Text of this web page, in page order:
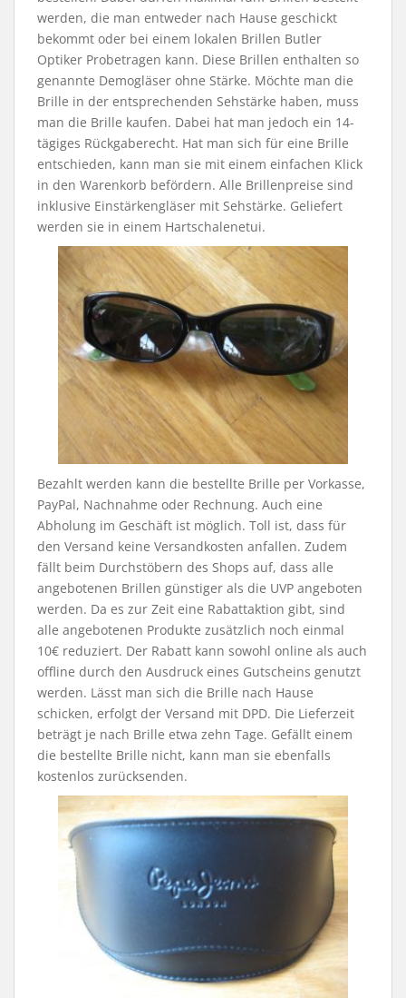
werden, die man entweder nach Hause geschickt
bekommt oder bei einem lokalen Brillen Butler
Optiker Probetragen kann. Diese Brillen enthalten so
genannte Demogläser ohne Stärke. Möchte man die
Brille in der entsprechenden Sehstärke haben, muss
man die Brille kaufen. Dabei hat man jedoch ein 14-
tägiges Rückgaberecht. Hat man sich für eine Brille
entschieden, kann man sie mit einem einfachen Klick
in den Warenkorb befördern. Alle Brillenpreise sind
inklusive Einstärkengläser mit Sehstärke. Geliefert
werden sie in einem Hartschalenetui.
Bezahlt werden kann die bestellte Brille per Vorkasse,
PayPal, Nachnahme oder Rechnung. Auch eine
Abholung im Geschäft ist möglich. Toll ist, dass für
den Versand keine Versandkosten anfallen. Zudem
fällt beim Durchstöbern des Shops auf, dass alle
angebotenen Brillen günstiger als die UVP angeboten
werden. Da es zur Zeit eine Rabattaktion gibt, sind
alle angebotenen Produkte zusätzlich noch einmal
10€ reduziert. Der Rabatt kann sowohl online als auch
offline durch den Ausdruck eines Gutscheins genutzt
werden. Lässt man sich die Brille nach Hause
schicken, erfolgt der Versand mit DPD. Die Lieferzeit
beträgt je nach Brille etwa zehn Tage. Gefällt einem
die bestellte Brille nicht, kann man sie ebenfalls
kostenlos zurücksenden.